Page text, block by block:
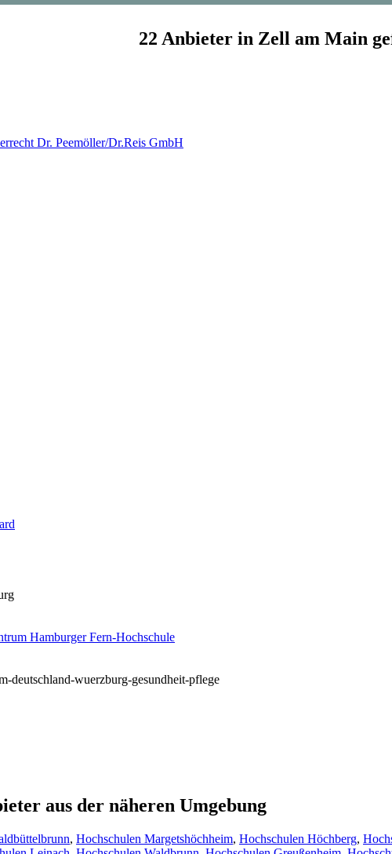
22 Anbieter in Zell am Main
Dr. Peemöller/Dr.Reis GmbH
Hamburger Fern-Hochschule
deutschland-wuerzburg-gesundheit-pflege
aus der näheren Umgebung
, Hochschulen Margetshöchheim, Hochschulen Höchberg,